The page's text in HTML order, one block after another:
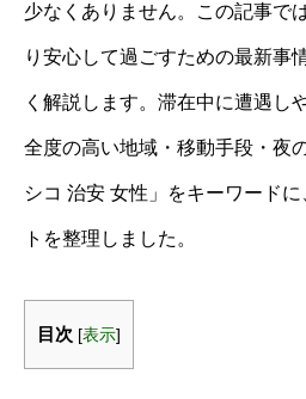
少なくありません。この記事で
り安心して過ごすための最新事
く解説します。滞在中に遭遇し
全度の高い地域・移動手段・夜
シコ 治安 女性」をキーワード
トを整理しました。
目次 [表示]